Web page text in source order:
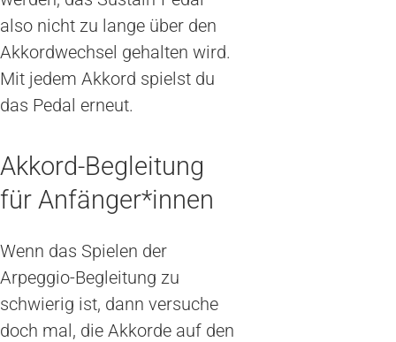
also nicht zu lange über den
Akkordwechsel gehalten wird.
Mit jedem Akkord spielst du
das Pedal erneut.
Akkord-Begleitung
für Anfänger*innen
Wenn das Spielen der
Arpeggio-Begleitung zu
schwierig ist, dann versuche
doch mal, die Akkorde auf den